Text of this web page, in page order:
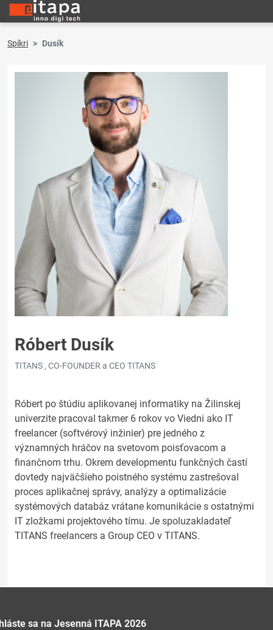
Spíkri Dusík
Róbert Dusík
TITANS , CO-FOUNDER a CEO TITANS
Róbert po štúdiu aplikovanej informatiky na Žilinskej
univerzite pracoval takmer 6 rokov vo Viedni ako IT
freelancer (softvérový inžinier) pre jedného z
významných hráčov na svetovom poisťovacom a
finančnom trhu. Okrem developmentu funkčných častí
dovtedy najväčšieho poistného systému zastrešoval
proces aplikačnej správy, analýzy a optimalizácie
systémových databáz vrátane komunikácie s ostatnými
IT zložkami projektového tímu. Je spoluzakladateľ
TITANS freelancers a Group CEO v TITANS.
sa na Jesenná ITAPA 2026